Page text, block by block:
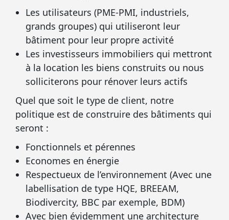
Les utilisateurs (PME-PMI, industriels,
grands groupes) qui utiliseront leur
bâtiment pour leur propre activité
Les investisseurs immobiliers qui mettront
à la location les biens construits ou nous
solliciterons pour rénover leurs actifs
Quel que soit le type de client, notre
politique est de construire des bâtiments qui
seront :
Fonctionnels et pérennes
Economes en énergie
Respectueux de l’environnement (Avec une
labellisation de type HQE, BREEAM,
Biodivercity, BBC par exemple, BDM)
Avec bien évidemment une architecture